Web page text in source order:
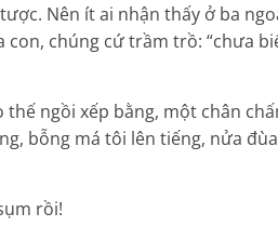
Nên ít ai nhận thấy ở ba
con, chúng cứ trầm trồ: “chưa
ngồi xếp bằng, một chân
bỗng má tôi lên tiếng, nửa
rồi!